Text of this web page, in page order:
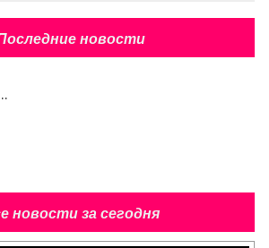
новости
новости за сегодня